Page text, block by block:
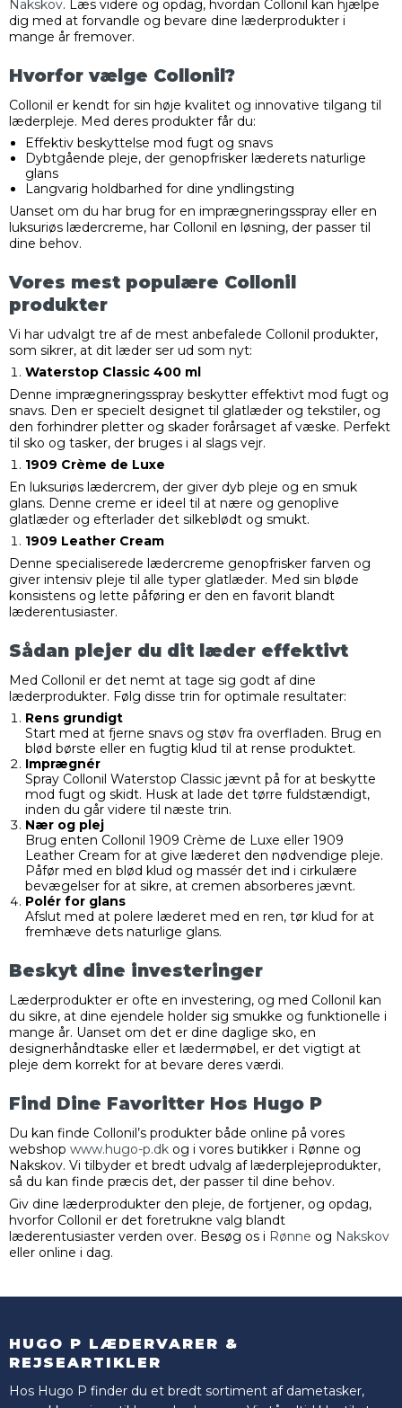
Nakskov. Læs videre og opdag, hvordan Collonil kan hjælpe
dig med at forvandle og bevare dine læderprodukter i
mange år fremover.
Hvorfor vælge Collonil?
Collonil er kendt for sin høje kvalitet og innovative tilgang til
læderpleje. Med deres produkter får du:
Effektiv beskyttelse mod fugt og snavs
Dybtgående pleje, der genopfrisker læderets naturlige
glans
Langvarig holdbarhed for dine yndlingsting
Uanset om du har brug for en imprægneringsspray eller en
luksuriøs lædercreme, har Collonil en løsning, der passer til
dine behov.
Vores mest populære Collonil
produkter
Vi har udvalgt tre af de mest anbefalede Collonil produkter,
som sikrer, at dit læder ser ud som nyt:
Waterstop Classic 400 ml
Denne imprægneringsspray beskytter effektivt mod fugt og
snavs. Den er specielt designet til glatlæder og tekstiler, og
den forhindrer pletter og skader forårsaget af væske. Perfekt
til sko og tasker, der bruges i al slags vejr.
1909 Crème de Luxe
En luksuriøs lædercrem, der giver dyb pleje og en smuk
glans. Denne creme er ideel til at nære og genoplive
glatlæder og efterlader det silkeblødt og smukt.
1909 Leather Cream
Denne specialiserede lædercreme genopfrisker farven og
giver intensiv pleje til alle typer glatlæder. Med sin bløde
konsistens og lette påføring er den en favorit blandt
læderentusiaster.
Sådan plejer du dit læder effektivt
Med Collonil er det nemt at tage sig godt af dine
læderprodukter. Følg disse trin for optimale resultater:
Rens grundigt
Start med at fjerne snavs og støv fra overfladen. Brug en
blød børste eller en fugtig klud til at rense produktet.
Imprægnér
Spray Collonil Waterstop Classic jævnt på for at beskytte
mod fugt og skidt. Husk at lade det tørre fuldstændigt,
inden du går videre til næste trin.
Nær og plej
Brug enten Collonil 1909 Crème de Luxe eller 1909
Leather Cream for at give læderet den nødvendige pleje.
Påfør med en blød klud og massér det ind i cirkulære
bevægelser for at sikre, at cremen absorberes jævnt.
Polér for glans
Afslut med at polere læderet med en ren, tør klud for at
fremhæve dets naturlige glans.
Beskyt dine investeringer
Læderprodukter er ofte en investering, og med Collonil kan
du sikre, at dine ejendele holder sig smukke og funktionelle i
mange år. Uanset om det er dine daglige sko, en
designerhåndtaske eller et lædermøbel, er det vigtigt at
pleje dem korrekt for at bevare deres værdi.
Find Dine Favoritter Hos Hugo P
Du kan finde Collonil’s produkter både online på vores
webshop www.hugo-p.dk og i vores butikker i Rønne og
Nakskov. Vi tilbyder et bredt udvalg af læderplejeprodukter,
så du kan finde præcis det, der passer til dine behov.
Giv dine læderprodukter den pleje, de fortjener, og opdag,
hvorfor Collonil er det foretrukne valg blandt
læderentusiaster verden over. Besøg os i Rønne og Nakskov
eller online i dag.
HUGO P LÆDERVARER &
REJSEARTIKLER
Hos Hugo P finder du et bredt sortiment af dametasker,